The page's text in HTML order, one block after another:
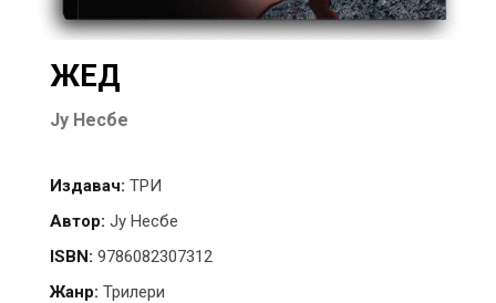
ЖЕД
Ју Несбе
Издавач: ТРИ
Автор: Ју Несбе
ISBN: 9786082307312
Жанр: Трилери